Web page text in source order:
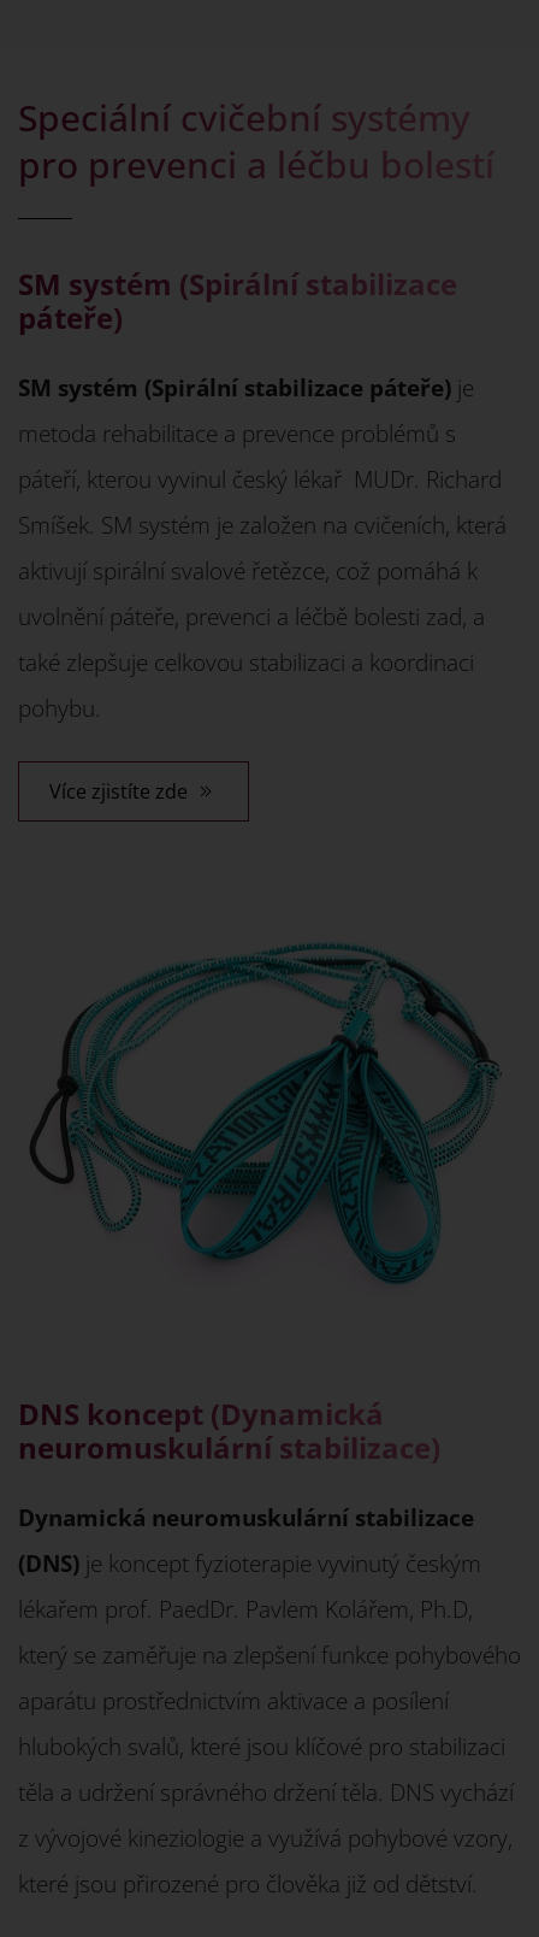
Speciální cvičební systémy
pro prevenci a léčbu bolestí
SM systém (Spirální stabilizace
páteře)
SM systém (Spirální stabilizace páteře) je
metoda rehabilitace a prevence problémů s
páteří, kterou vyvinul český lékař MUDr. Richard
Smíšek. SM systém je založen na cvičeních, která
aktivují spirální svalové řetězce, což pomáhá k
uvolnění páteře, prevenci a léčbě bolesti zad, a
také zlepšuje celkovou stabilizaci a koordinaci
pohybu.
Více zjistíte zde
DNS koncept (Dynamická
neuromuskulární stabilizace)
Dynamická neuromuskulární stabilizace
(DNS) je koncept fyzioterapie vyvinutý českým
lékařem prof. PaedDr. Pavlem Kolářem, Ph.D,
který se zaměřuje na zlepšení funkce pohybového
aparátu prostřednictvím aktivace a posílení
hlubokých svalů, které jsou klíčové pro stabilizaci
těla a udržení správného držení těla. DNS vychází
z vývojové kineziologie a využívá pohybové vzory,
které jsou přirozené pro člověka již od dětství.